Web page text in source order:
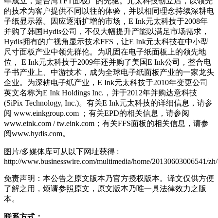
的技术为客户提供不同以往的体验，并以相同理念持续深耕电
子纸显示器。因应逐渐扩增的市场，E Ink元太科技于2008年
并购了韩国Hydis公司，不仅大幅提升产能以满足市场需求，
Hydis拥有的广视角显示技术FFS，让E Ink元太科技在中小型
尺寸面板产业中领先群伦。为巩固在电子纸面板上的领先地
位， E Ink元太科技于2009年还并购了美国E Ink公司，整合电
子书产业上、中游技术，成为全球电子纸面板产业的一家龙头
企业。为深耕电子纸产业，E Ink元太科技于2010年变更公司
英文名称为E Ink Holdings Inc.，并于2012年并购达意科技
(SiPix Technology, Inc.)。有关E Ink元太科技的详细信息，请参
阅 www.einkgroup.com ；有关EPD的相关信息，请参阅
www.eink.com / tw.eink.com；有关FFS面板的相关信息，请参
阅www.hydis.com。
图片/多媒体库可从以下网址获得 :
http://www.businesswire.com/multimedia/home/20130603006541/zh/
免责声明：本公告之原文版本乃官方授权版本。译文仅供方便
了解之用，烦请参照原文，原文版本乃唯一具法律效力之版
本。